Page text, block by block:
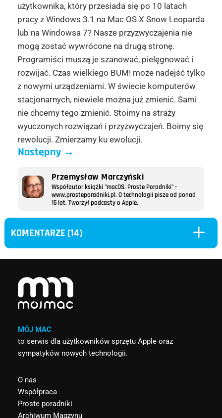
użytkownika, który przesiada się po 10 latach
pracy z Windows 3.1 na Mac OS X Snow Leoparda
lub na Windowsa 7? Nasze przyzwyczajenia nie
mogą zostać wywrócone na drugą stronę.
Programiści muszą je szanować, pielęgnować i
rozwijać. Czas wielkiego BUM! może nadejść tylko
z nowymi urządzeniami. W świecie komputerów
stacjonarnych, niewiele można już zmienić. Sami
nie chcemy tego zmienić. Stoimy na straży
wyuczonych rozwiązań i przyzwyczajeń. Boimy się
rewolucji. Zmierzamy ku ewolucji.
Następny→
Przemysław Marczyński
Współautor książki "macOS. Proste Poradniki" -
www.prosteporadniki.pl. O technologii pisze od ponad
15 lat. Tworzył podcasty o Apple.
KOMENTARZE (14) L
MÓJ MAC
to serwis dla użytkowników sprzętu Apple oraz
sympatyków nowych technologii.
O nas
Współpraca
Proste poradniki
Archiwum Magzynu